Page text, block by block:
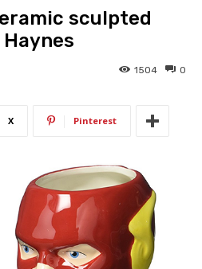
sculpted
0
1504
X Pinterest